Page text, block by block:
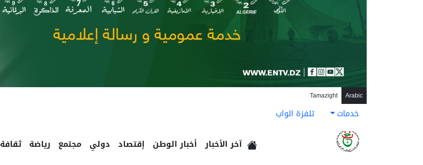
Arabic
Tamazight
خدمات تلفزة الواب
آخر الأخبار أخبار الوطن إقتصاد دولي مجتمع رياضة ثقافة